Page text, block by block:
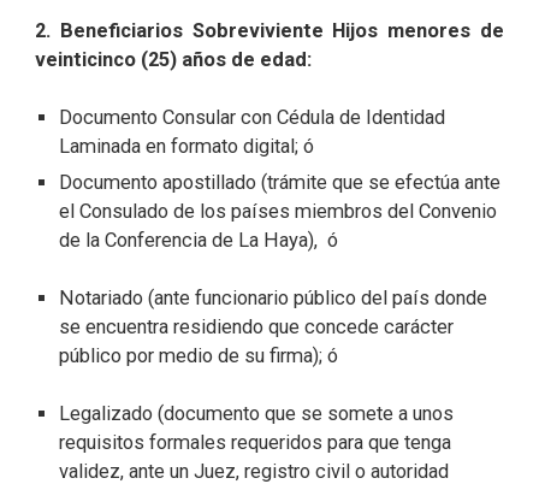
2. Beneficiarios Sobreviviente Hijos menores de
veinticinco (25) años de edad:
Documento Consular con Cédula de Identidad
Laminada en formato digital; ó
Documento apostillado (trámite que se efectúa ante
el Consulado de los países miembros del Convenio
de la Conferencia de La Haya), ó
Notariado (ante funcionario público del país donde
se encuentra residiendo que concede carácter
público por medio de su firma); ó
Legalizado (documento que se somete a unos
requisitos formales requeridos para que tenga
validez, ante un Juez, registro civil o autoridad